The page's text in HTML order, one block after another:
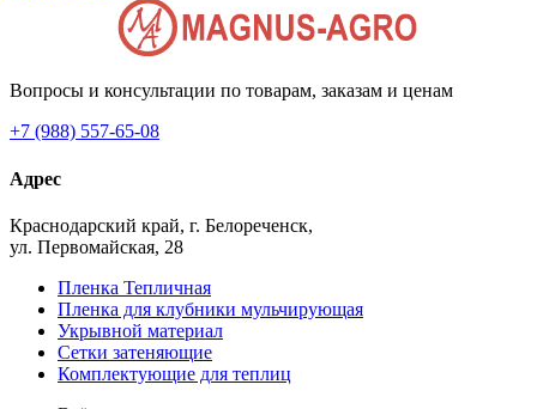
Вопросы и консультации по товарам, заказам и ценам
+7 (988) 557-65-08
Адрес
Краснодарский край, г. Белореченск,
ул. Первомайская, 28
Пленка Тепличная
Пленка для клубники мульчирующая
Укрывной материал
Сетки затеняющие
Комплектующие для теплиц